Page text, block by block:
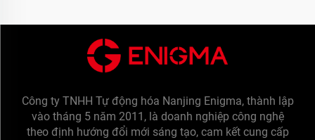
Công ty TNHH Tự động hóa Nanjing Enigma, thành lập
vào tháng 5 năm 2011, là doanh nghiệp công nghệ
theo định hướng đổi mới sáng tạo, cam kết cung cấp